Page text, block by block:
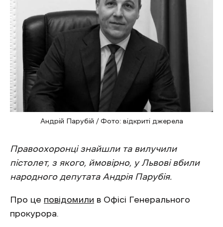
Андрій Парубій / Фото: відкриті джерела
Правоохоронці знайшли та вилучили
пістолет, з якого, ймовірно, у Львові вбили
народного депутата Андрія Парубія.
Про це повідомили в Офісі Генерального
прокурора.